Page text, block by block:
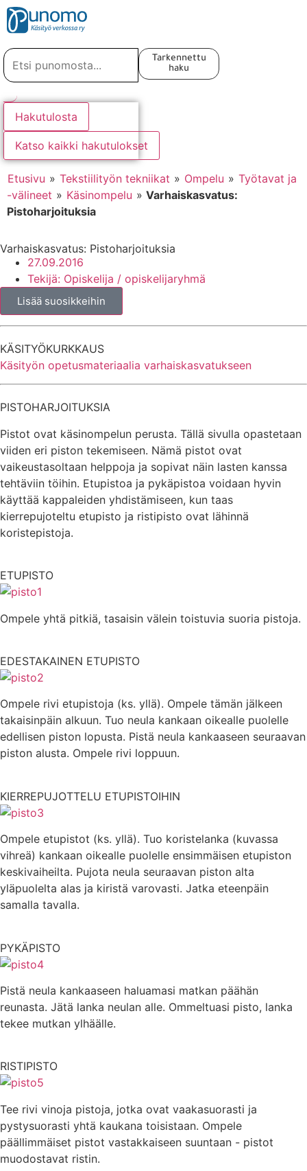
Hakutulosta
Katso kaikki hakutulokset
Tarkennettu
haku
Etusivu » Tekstiilityön tekniikat » Ompelu » Työtavat ja
-välineet » Käsinompelu » Varhaiskasvatus:
Pistoharjoituksia
Varhaiskasvatus: Pistoharjoituksia
27.09.2016
Tekijä: Opiskelija / opiskelijaryhmä
Lisää suosikkeihin
KÄSITYÖKURKKAUS
Käsityön opetusmateriaalia varhaiskasvatukseen
PISTOHARJOITUKSIA
Pistot ovat käsinompelun perusta. Tällä sivulla opastetaan
viiden eri piston tekemiseen. Nämä pistot ovat
vaikeustasoltaan helppoja ja sopivat näin lasten kanssa
tehtäviin töihin. Etupistoa ja pykäpistoa voidaan hyvin
käyttää kappaleiden yhdistämiseen, kun taas
kierrepujoteltu etupisto ja ristipisto ovat lähinnä
koristepistoja.
ETUPISTO
Ompele yhtä pitkiä, tasaisin välein toistuvia suoria pistoja.
EDESTAKAINEN ETUPISTO
Ompele rivi etupistoja (ks. yllä). Ompele tämän jälkeen
takaisinpäin alkuun. Tuo neula kankaan oikealle puolelle
edellisen piston lopusta. Pistä neula kankaaseen seuraavan
piston alusta. Ompele rivi loppuun.
KIERREPUJOTTELU ETUPISTOIHIN
Ompele etupistot (ks. yllä). Tuo koristelanka (kuvassa
vihreä) kankaan oikealle puolelle ensimmäisen etupiston
keskivaiheilta. Pujota neula seuraavan piston alta
yläpuolelta alas ja kiristä varovasti. Jatka eteenpäin
samalla tavalla.
PYKÄPISTO
Pistä neula kankaaseen haluamasi matkan päähän
reunasta. Jätä lanka neulan alle. Ommeltuasi pisto, lanka
tekee mutkan ylhäälle.
RISTIPISTO
Tee rivi vinoja pistoja, jotka ovat vaakasuorasti ja
pystysuorasti yhtä kaukana toisistaan. Ompele
päällimmäiset pistot vastakkaiseen suuntaan - pistot
muodostavat ristin.